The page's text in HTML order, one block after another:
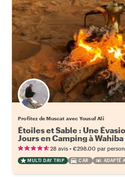
Profitez de Muscat avec Yousuf Ali
Étoiles et Sable : Une
Jours en Camping à Wahiba
28 avis • €298.00 par
MULTI DAY TRIP CAR ADAPTÉ